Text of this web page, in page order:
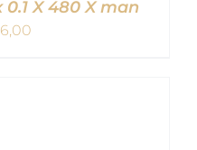
X 480 X man